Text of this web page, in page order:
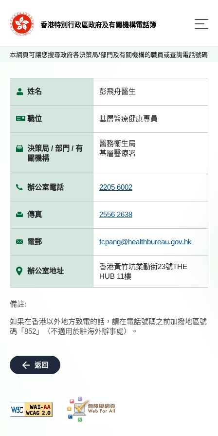
香港特別行政區政府及有關機構電話簿
本網頁可讓您搜尋政府各決策局/部門及有關機構的職員或查詢電話號碼
姓名 彭飛舟醫生
職位 基層醫療健康專員
決策局 / 部門 / 有
關機構
醫務衞生局
基層醫療署
辦公室電話 2205 6002
傳真 2556 2638
電郵 fcpang@healthbureau.gov.hk
辦公室地址
香港黃竹坑業勤街23號THE
HUB 11樓
備註:
如果在香港以外地方致電的話，請在電話號碼之前加撥地區號
碼「852」（不適用於駐海外辦事處）。
返回